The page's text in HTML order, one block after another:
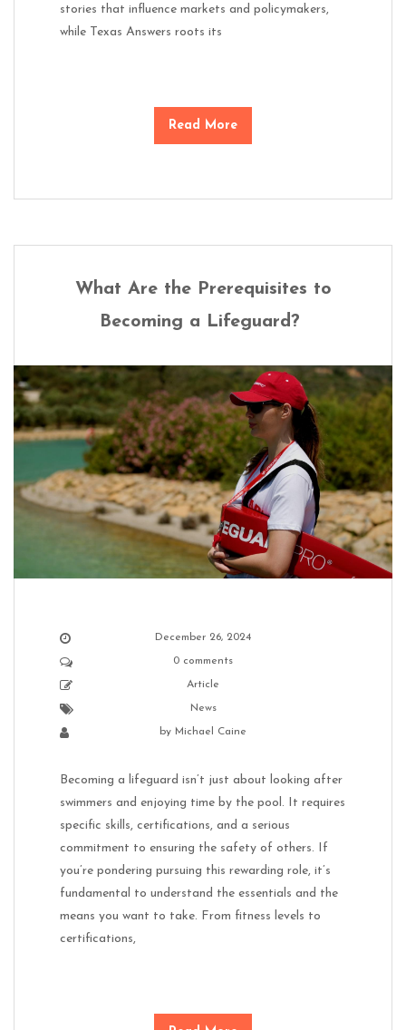
stories that influence markets and policymakers,
while Texas Answers roots its
Read More
What Are the Prerequisites to
Becoming a Lifeguard?
December 26, 2024
0 comments
Article
News
by Michael Caine
Becoming a lifeguard isn’t just about looking after
swimmers and enjoying time by the pool. It requires
specific skills, certifications, and a serious
commitment to ensuring the safety of others. If
you’re pondering pursuing this rewarding role, it’s
fundamental to understand the essentials and the
means you want to take. From fitness levels to
certifications,